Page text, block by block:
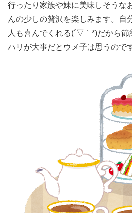
行ったり家族や妹に美味しそうな
んの少しの贅沢を楽しみます。自
人も喜んでくれる(´▽｀*)だから節
ハリが大事だとウメ子は思うので